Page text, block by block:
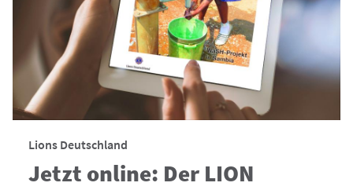
Lions Deutschland
Jetzt online: Der LION